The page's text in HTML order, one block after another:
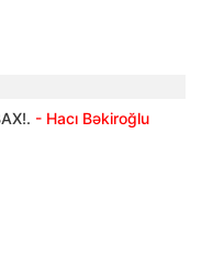
- Hacı Bəkiroğlu